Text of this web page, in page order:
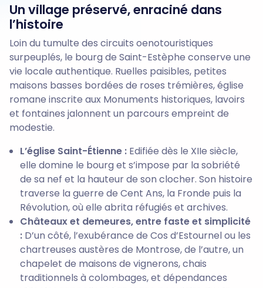
Un village préservé, enraciné dans
l’histoire
Loin du tumulte des circuits oenotouristiques
surpeuplés, le bourg de Saint-Estèphe conserve une
vie locale authentique. Ruelles paisibles, petites
maisons basses bordées de roses trémières, église
romane inscrite aux Monuments historiques, lavoirs
et fontaines jalonnent un parcours empreint de
modestie.
L’église Saint-Étienne :Edifiée dès le XIIe siècle,
elle domine le bourg et s’impose par la sobriété
de sa nef et la hauteur de son clocher. Son histoire
traverse la guerre de Cent Ans, la Fronde puis la
Révolution, où elle abrita réfugiés et archives.
Châteaux et demeures, entre faste et simplicité
:D’un côté, l’exubérance de Cos d’Estournel ou les
chartreuses austères de Montrose, de l’autre, un
chapelet de maisons de vignerons, chais
traditionnels à colombages, et dépendances